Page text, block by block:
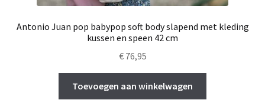
Antonio Juan pop babypop soft body slapend met kleding
kussen en speen 42 cm
€76,95
Toevoegen aan winkelwagen